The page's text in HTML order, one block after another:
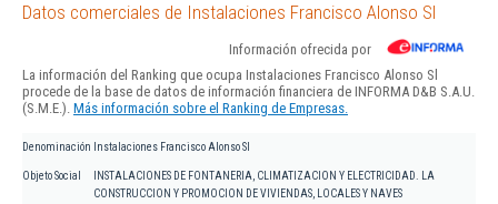
Datos comerciales de Instalaciones Francisco Alonso Sl
Información ofrecida por
La información del Ranking que ocupa Instalaciones Francisco Alonso Sl
procede de la base de datos de información financiera de INFORMA D&B S.A.U.
(S.M.E.). Más información sobre el Ranking de Empresas.
Denominación Instalaciones Francisco Alonso Sl
Objeto Social
INSTALACIONES DE FONTANERIA, CLIMATIZACION Y ELECTRICIDAD. LA
CONSTRUCCION Y PROMOCION DE VIVIENDAS, LOCALES Y NAVES